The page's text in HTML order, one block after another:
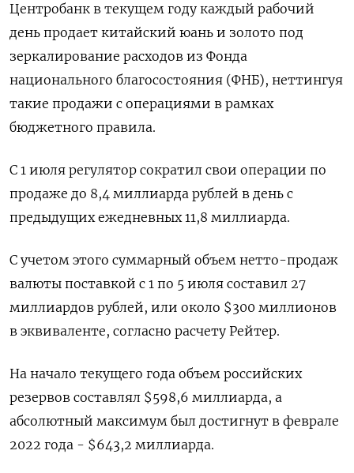
Центробанк в текущем году каждый рабочий
день продает китайский юань и золото под
зеркалирование расходов из Фонда
национального благосостояния (ФНБ), неттингуя
такие продажи с операциями в рамках
бюджетного правила.
С 1 июля регулятор сократил свои операции по
продаже до 8,4 миллиарда рублей в день с
предыдущих ежедневных 11,8 миллиарда.
С учетом этого суммарный объем нетто-продаж
валюты поставкой с 1 по 5 июля составил 27
миллиардов рублей, или около $300 миллионов
в эквиваленте, согласно расчету Рейтер.
На начало текущего года объем российских
резервов составлял $598,6 миллиарда, а
абсолютный максимум был достигнут в феврале
2022 года - $643,2 миллиарда.